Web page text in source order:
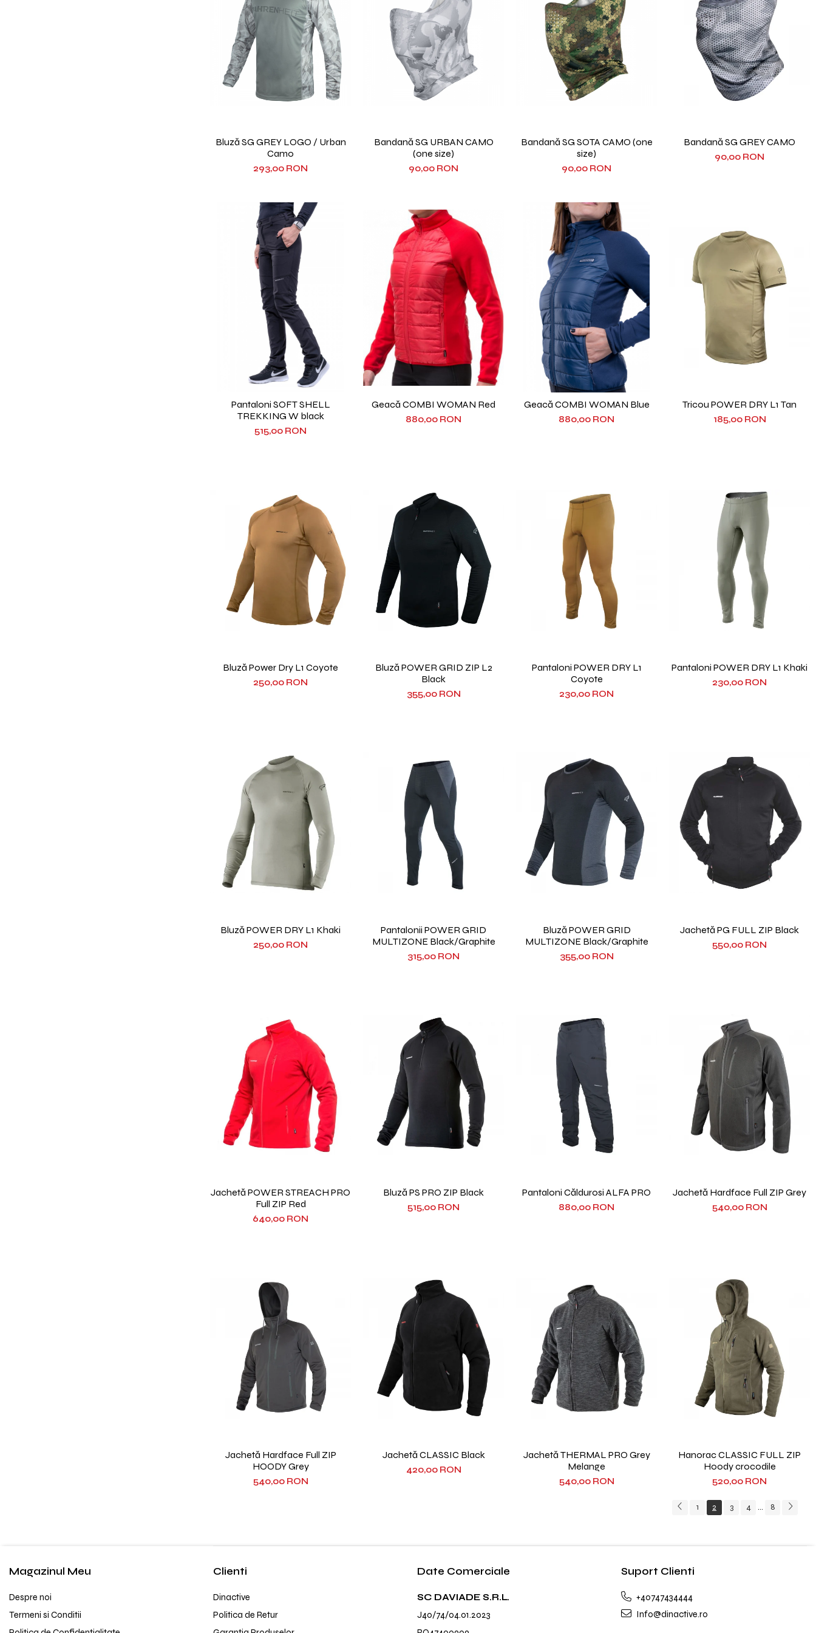
Bluză SG GREY LOGO / Urban
Camo
293,00 RON
Bandană SG URBAN CAMO
(one size)
90,00 RON
Bandană SG SOTA CAMO (one
size)
90,00 RON
Bandană SG GREY CAMO
90,00 RON
Pantaloni SOFT SHELL
TREKKING W black
515,00 RON
Geacă COMBI WOMAN Red
880,00 RON
Geacă COMBI WOMAN Blue
880,00 RON
Tricou POWER DRY L1 Tan
185,00 RON
Bluză Power Dry L1 Coyote
250,00 RON
Bluză POWER GRID ZIP L2
Black
355,00 RON
Pantaloni POWER DRY L1
Coyote
230,00 RON
Pantaloni POWER DRY L1 Khaki
230,00 RON
Bluză POWER DRY L1 Khaki
250,00 RON
Pantalonii POWER GRID
MULTIZONE Black/Graphite
315,00 RON
Bluză POWER GRID
MULTIZONE Black/Graphite
355,00 RON
Jachetă PG FULL ZIP Black
550,00 RON
Jachetă POWER STREACH PRO
Full ZIP Red
640,00 RON
Bluză PS PRO ZIP Black
515,00 RON
Pantaloni Căldurosi ALFA PRO
880,00 RON
Jachetă Hardface Full ZIP Grey
540,00 RON
Jachetă Hardface Full ZIP
HOODY Grey
540,00 RON
Jachetă CLASSIC Black
420,00 RON
Jachetă THERMAL PRO Grey
Melange
540,00 RON
Hanorac CLASSIC FULL ZIP
Hoody crocodile
520,00 RON
1 2 3 4 ... 8
Magazinul Meu
Despre noi
Termeni si Conditii
Clienti
Dinactive
Politica de Retur
Date Comerciale
SC DAVIADE S.R.L.
J40/74/04.01.2023
Suport Clienti
+40747434444
Info@dinactive.ro